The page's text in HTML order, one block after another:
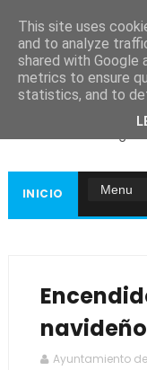
INICIO
navideño
Ayuntamiento
This site uses
and to analyze
shared with Google
metrics to ensure
statistics, and to